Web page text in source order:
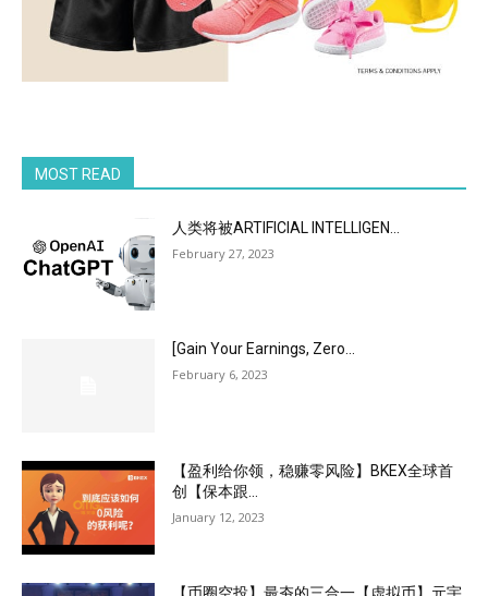
MOST READ
人类将被ARTIFICIAL INTELLIGEN...
February 27, 2023
[Gain Your Earnings, Zero...
February 6, 2023
【盈利给你领，稳赚零风险】BKEX全球首
创【保本跟...
January 12, 2023
【币圈空投】最夯的三合一【虚拟币】元宇